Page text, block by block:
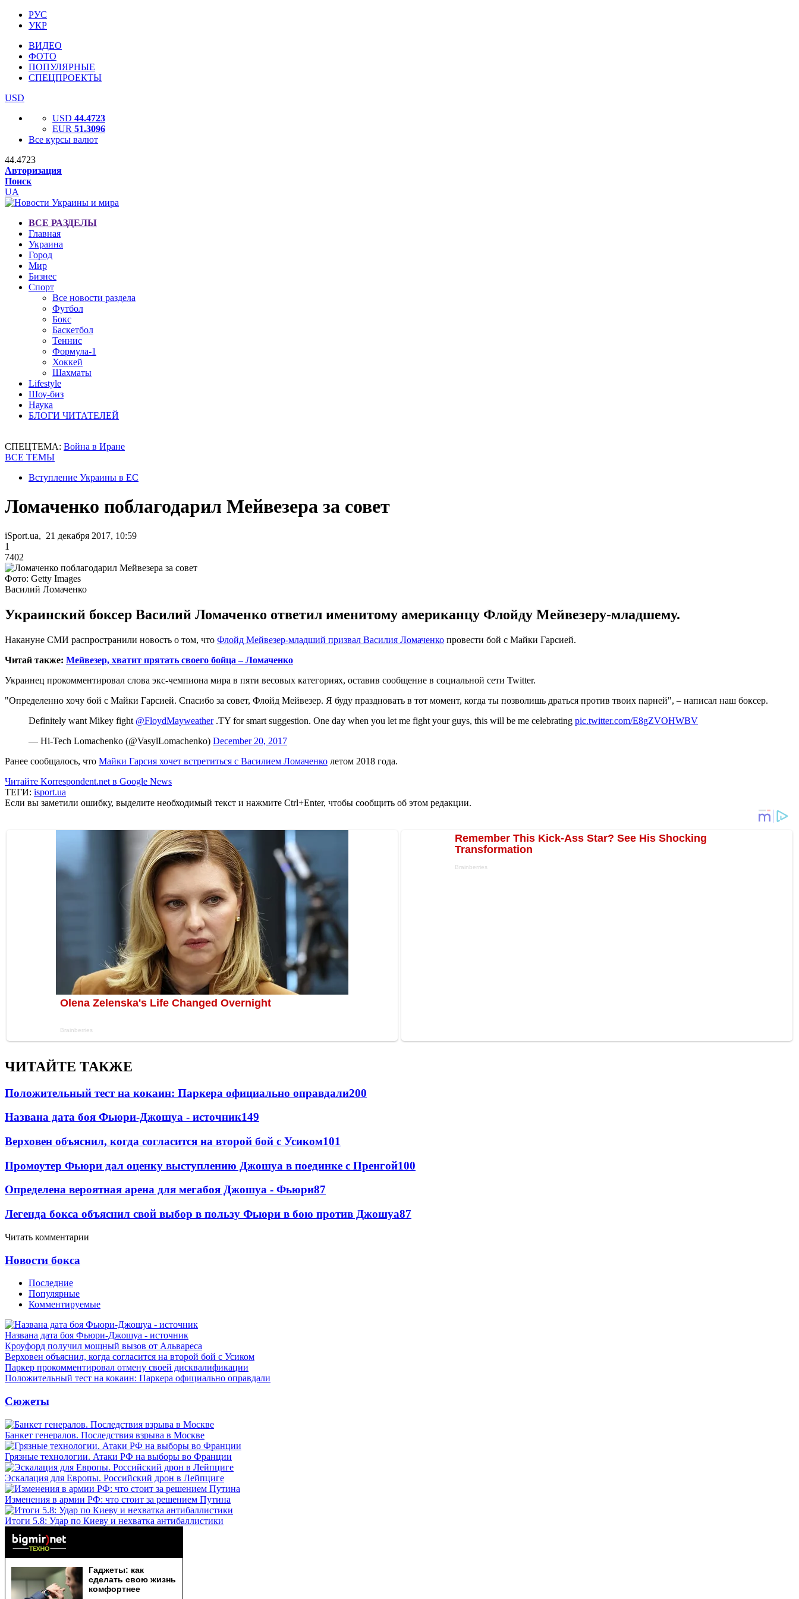
РУС
УКР
ВИДЕО
ФОТО
ПОПУЛЯРНЫЕ
СПЕЦПРОЕКТЫ
USD
USD 44.4723
EUR 51.3096
Все курсы валют
44.4723
Авторизация
Поиск
UA
ВСЕ РАЗДЕЛЫ
Главная
Украина
Город
Мир
Бизнес
Спорт
Все новости раздела
Футбол
Бокс
Баскетбол
Теннис
Формула-1
Хоккей
Шахматы
Lifestyle
Шоу-биз
Наука
БЛОГИ ЧИТАТЕЛЕЙ
СПЕЦТЕМА: Война в Иране
ВСЕ ТЕМЫ
Вступление Украины в ЕС
Ломаченко поблагодарил Мейвезера за совет
iSport.ua, 21 декабря 2017, 10:59
1
7402
Фото: Getty Images
Василий Ломаченко
Украинский боксер Василий Ломаченко ответил именитому американцу Флойду Мейвезеру-младшему.
Накануне СМИ распространили новость о том, что Флойд Мейвезер-младший призвал Василия Ломаченко провести бой с Майки Гарсией.
Читай также: Мейвезер, хватит прятать своего бойца – Ломаченко
Украинец прокомментировал слова экс-чемпиона мира в пяти весовых категориях, оставив сообщение в социальной сети Twitter.
"Определенно хочу бой с Майки Гарсией. Спасибо за совет, Флойд Мейвезер. Я буду праздновать в тот момент, когда ты позволишь драться против твоих парней", – написал наш боксер.
Definitely want Mikey fight @FloydMayweather.TY for smart suggestion. One day when you let me fight your guys, this will be me celebrating pic.twitter.com/E8gZVOHWBV
— Hi-Tech Lomachenko (@VasylLomachenko) December 20, 2017
Ранее сообщалось, что Майки Гарсия хочет встретиться с Василием Ломаченко летом 2018 года.
Читайте Korrespondent.net в Google News
ТЕГИ: isport.ua
Если вы заметили ошибку, выделите необходимый текст и нажмите Ctrl+Enter, чтобы сообщить об этом редакции.
ЧИТАЙТЕ ТАКЖЕ
Положительный тест на кокаин: Паркера официально оправдали200
Названа дата боя Фьюри-Джошуа - источник149
Верховен объяснил, когда согласится на второй бой с Усиком101
Промоутер Фьюри дал оценку выступлению Джошуа в поединке с Пренгой100
Определена вероятная арена для мегабоя Джошуа - Фьюри87
Легенда бокса объяснил свой выбор в пользу Фьюри в бою против Джошуа87
Читать комментарии
Новости бокса
Последние
Популярные
Комментируемые
Названа дата боя Фьюри-Джошуа - источник
Кроуфорд получил мощный вызов от Альвареса
Верховен объяснил, когда согласится на второй бой с Усиком
Паркер прокомментировал отмену своей дисквалификации
Положительный тест на кокаин: Паркера официально оправдали
Сюжеты
Банкет генералов. Последствия взрыва в Москве
Грязные технологии. Атаки РФ на выборы во Франции
Эскалация для Европы. Российский дрон в Лейпциге
Изменения в армии РФ: что стоит за решением Путина
Итоги 5.8: Удар по Киеву и нехватка антибаллистики